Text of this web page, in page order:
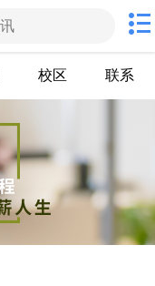
校区 联系